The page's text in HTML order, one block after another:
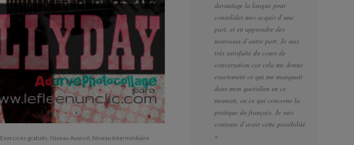
Exercices gratuits, Niveau Avancé, Niveau Intermédiaire
davantage la langue pour
consolider mes acquis d’une
part, et en apprendre des
nouveaux d’autre part. Je suis
très satisfaite du cours de
conversation car cela me donne
exactement ce qui me manquait
dans mon quotidien en ce
moment, en ce qui concerne la
pratique du français. Je suis
contente d’avoir cette possibilité.
»